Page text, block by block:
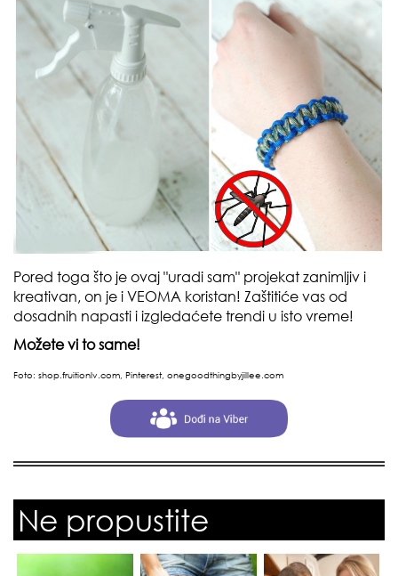
Pored toga što je ovaj "uradi sam" projekat zanimljiv i
kreativan, on je i VEOMA koristan! Zaštitiće vas od
dosadnih napasti i izgledaćete trendi u isto vreme!
Možete vi to same!
Foto: shop.fruitionlv.com, Pinterest, onegoodthingbyjillee.com
Ne propustite